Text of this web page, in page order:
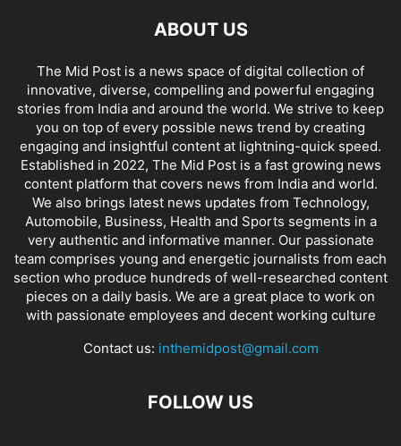
ABOUT US
The Mid Post is a news space of digital collection of
innovative, diverse, compelling and powerful engaging
stories from India and around the world. We strive to keep
you on top of every possible news trend by creating
engaging and insightful content at lightning-quick speed.
Established in 2022, The Mid Post is a fast growing news
content platform that covers news from India and world.
We also brings latest news updates from Technology,
Automobile, Business, Health and Sports segments in a
very authentic and informative manner. Our passionate
team comprises young and energetic journalists from each
section who produce hundreds of well-researched content
pieces on a daily basis. We are a great place to work on
with passionate employees and decent working culture
Contact us: inthemidpost@gmail.com
FOLLOW US